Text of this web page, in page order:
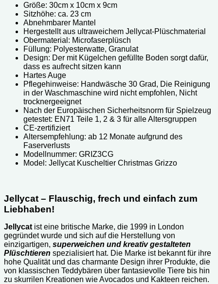
Größe: 30cm x 10cm x 9cm
Sitzhöhe: ca. 23 cm
Abnehmbarer Mantel
Hergestellt aus ultraweichem Jellycat-Plüschmaterial
Obermaterial: Microfaserplüsch
Füllung: Polyesterwatte, Granulat
Design: Der mit Kügelchen gefüllte Boden sorgt dafür,
dass es aufrecht sitzen kann
Hartes Auge
Pflegehinweise: Handwäsche 30 Grad, Die Reinigung
in der Waschmaschine wird nicht empfohlen, Nicht
trocknergeeignet
Nach der Europäischen Sicherheitsnorm für Spielzeug
getestet: EN71 Teile 1, 2 & 3 für alle Altersgruppen
CE-zertifiziert
Altersempfehlung: ab 12 Monate aufgrund des
Faserverlusts
Modellnummer: GRIZ3CG
Model: Jellycat Kuscheltier Christmas Grizzo
Jellycat – Flauschig, frech und einfach zum
Liebhaben!
Jellycat ist eine britische Marke, die 1999 in London
gegründet wurde und sich auf die Herstellung von
einzigartigen, superweichen und kreativ gestalteten
Plüschtieren spezialisiert hat. Die Marke ist bekannt für ihre
hohe Qualität und das charmante Design ihrer Produkte, die
von klassischen Teddybären über fantasievolle Tiere bis hin
zu skurrilen Kreationen wie Avocados und Kakteen reichen.